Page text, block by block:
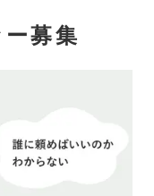
募集